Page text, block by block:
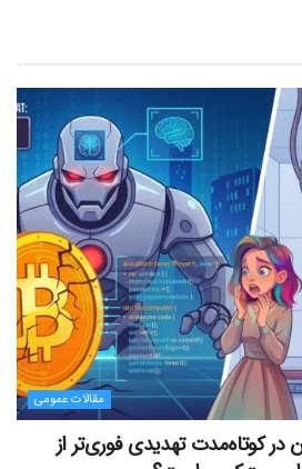
مقالات عمومی
کوتاه‌مدت تهدیدی فوری‌تر از